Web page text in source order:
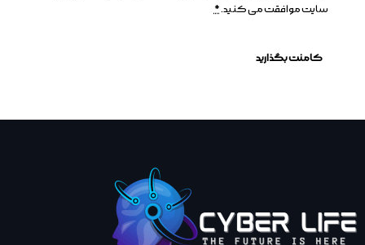
سایت موافقت می کنید.*